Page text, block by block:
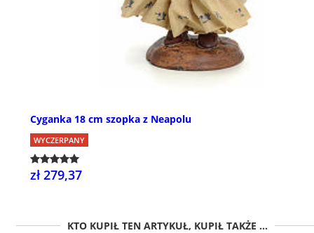
Cyganka 18 cm szopka z Neapolu
WYCZERPANY
zł 279,37
KTO KUPIŁ TEN ARTYKUŁ, KUPIŁ TAKŻE ...